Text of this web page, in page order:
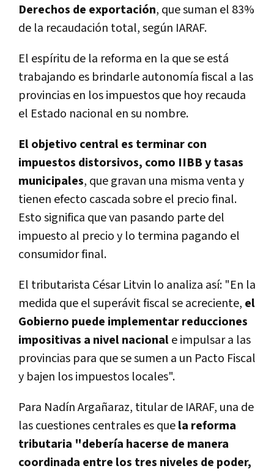
Derechos de exportación, que suman el 83%
de la recaudación total, según IARAF.
El espíritu de la reforma en la que se está
trabajando es brindarle autonomía fiscal a las
provincias en los impuestos que hoy recauda
el Estado nacional en su nombre.
El objetivo central es terminar con
impuestos distorsivos, como IIBB y tasas
municipales, que gravan una misma venta y
tienen efecto cascada sobre el precio final.
Esto significa que van pasando parte del
impuesto al precio y lo termina pagando el
consumidor final.
El tributarista César Litvin lo analiza así: "En la
medida que el superávit fiscal se acreciente, el
Gobierno puede implementar reducciones
impositivas a nivel nacionale impulsar a las
provincias para que se sumen a un Pacto Fiscal
y bajen los impuestos locales".
Para Nadín Argañaraz, titular de IARAF, una de
las cuestiones centrales es quela reforma
tributaria "debería hacerse de manera
coordinada entre los tres niveles de poder,